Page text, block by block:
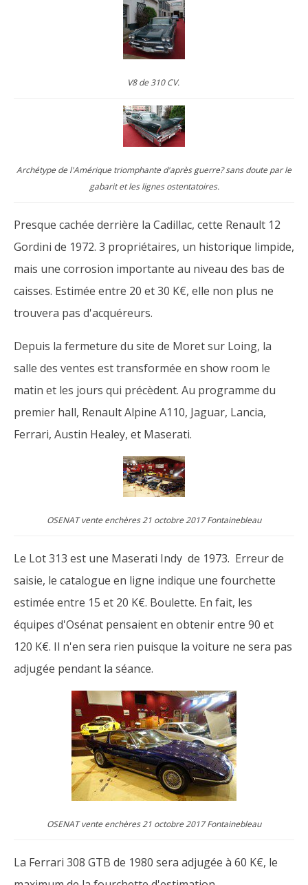
V8 de 310 CV.
Archétype de l'Amérique triomphante d'après guerre? sans doute par le
gabarit et les lignes ostentatoires.
Presque cachée derrière la Cadillac, cette Renault 12
Gordini de 1972. 3 propriétaires, un historique limpide,
mais une corrosion importante au niveau des bas de
caisses. Estimée entre 20 et 30 K€, elle non plus ne
trouvera pas d'acquéreurs.
Depuis la fermeture du site de Moret sur Loing, la
salle des ventes est transformée en show room le
matin et les jours qui précèdent. Au programme du
premier hall, Renault Alpine A110, Jaguar, Lancia,
Ferrari, Austin Healey, et Maserati.
OSENAT vente enchères 21 octobre 2017 Fontainebleau
Le Lot 313 est une Maserati Indy de 1973. Erreur de
saisie, le catalogue en ligne indique une fourchette
estimée entre 15 et 20 K€. Boulette. En fait, les
équipes d'Osénat pensaient en obtenir entre 90 et
120 K€. Il n'en sera rien puisque la voiture ne sera pas
adjugée pendant la séance.
OSENAT vente enchères 21 octobre 2017 Fontainebleau
La Ferrari 308 GTB de 1980 sera adjugée à 60 K€, le